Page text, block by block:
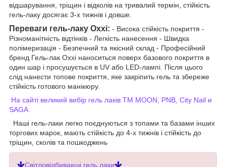
відшарування, тріщин і відколів на тривалий термін, стійкість
гель-лаку досягає 3-х тижнів і довше.
Переваги гель-лаку Oxxi: - Висока стійкість покриття -
Різноманітність відтінків - Легкість нанесення - Швидка
полімеризація - Безпечний та якісний склад - Професійний
бренд Гель-лак Oxxi наноситься поверх базового покриття в
один шар і просушується в UV або LED-лампі. Після цього
слід нанести топове покриття, яке закріпить гель та збереже
стійкість готового манікюру.
На сайті великий вибір гель лаків ТМ MOON, PNB, City Nail и
SAGA:
Наші гель-лаки легко поєднуються з топами та базами інших
торгових марок, мають стійкість до 4-х тижнів і стійкість до
тріщин, сколів та пошкоджень
Світловідбиваючі гель лаки